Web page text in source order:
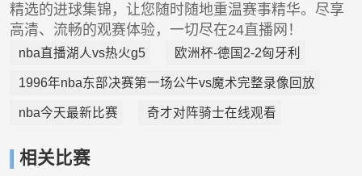
精选的进球集锦，让您随时随地重温赛事精华。尽享
高清、流畅的观赛体验，一切尽在24直播网！
nba直播湖人vs热火g5 欧洲杯-德国2-2匈牙利
1996年nba东部决赛第一场公牛vs魔术完整录像回放
nba今天最新比赛 奇才对阵骑士在线观看
相关比赛